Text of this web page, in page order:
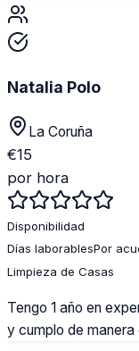
Natalia Polo
La Coruña
€15
por hora
Disponibilidad
Días laborablesPor
Limpieza de Casas
Tengo 1 año en experiencia en
y cumplo de manera